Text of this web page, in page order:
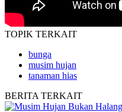
TOPIK TERKAIT
bunga
musim hujan
tanaman hias
BERITA TERKAIT